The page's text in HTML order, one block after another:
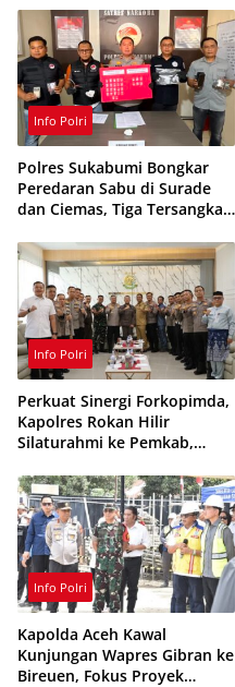
Info Polri
Polres Sukabumi Bongkar
Peredaran Sabu di Surade
dan Ciemas, Tiga Tersangka
Info Polri
Perkuat Sinergi Forkopimda,
Kapolres Rokan Hilir
Silaturahmi ke Pemkab,
Info Polri
Kapolda Aceh Kawal
Kunjungan Wapres Gibran ke
Bireuen, Fokus Proyek